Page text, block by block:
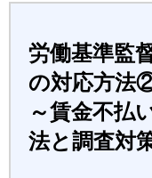
労働基準監
の対応方法
～賃金不払
法と調査対